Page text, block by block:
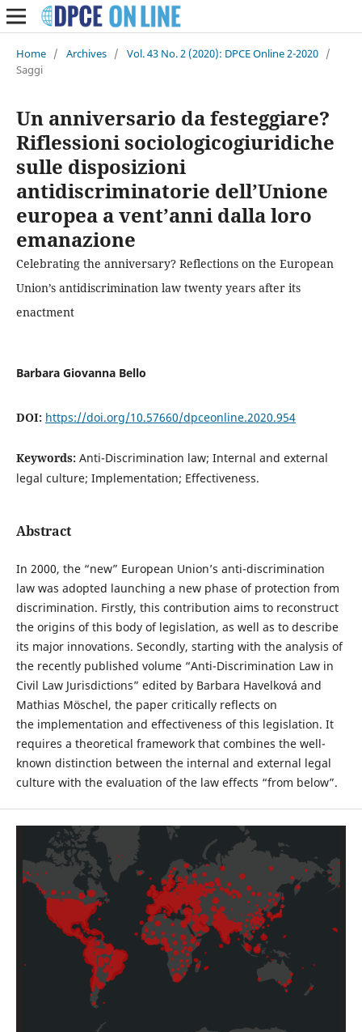
Home / Archives / Vol. 43 No. 2 (2020): DPCE Online 2-2020 /
Saggi
Un anniversario da festeggiare?
Riflessioni sociologicogiuridiche
sulle disposizioni
antidiscriminatorie dell’Unione
europea a vent’anni dalla loro
emanazione
Celebrating the anniversary? Reflections on the European
Union’s antidiscrimination law twenty years after its
enactment
Barbara Giovanna Bello
DOI: https://doi.org/10.57660/dpceonline.2020.954
Keywords: Anti-Discrimination law; Internal and external
legal culture; Implementation; Effectiveness.
Abstract
In 2000, the “new” European Union’s anti-discrimination
law was adopted launching a new phase of protection from
discrimination. Firstly, this contribution aims to reconstruct
the origins of this body of legislation, as well as to describe
its major innovations. Secondly, starting with the analysis of
the recently published volume “Anti-Discrimination Law in
Civil Law Jurisdictions” edited by Barbara Havelková and
Mathias Möschel, the paper critically reflects on
the implementation and effectiveness of this legislation. It
requires a theoretical framework that combines the well-
known distinction between the internal and external legal
culture with the evaluation of the law effects “from below”.